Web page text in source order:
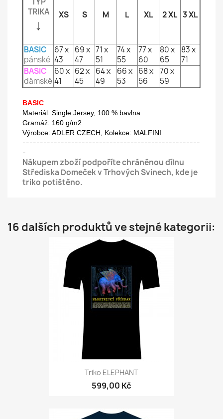
TRIKA
↓
XS S M L XL 2 XL 3 XL
BASIC
pánské
67 x
43
69 x
47
71 x
51
74 x
55
77 x
60
80 x
65
83 x
71
BASIC
dámské
60 x
41
62 x
45
64 x
49
66 x
53
68 x
56
70 x
59
BASIC
Materiál: Single Jersey, 100 % bavlna
Gramáž: 160 g/m2
Výrobce: ADLER CZECH, Kolekce: MALFINI
---------------------------------------------------
-
Nákupem zboží podpoříte chráněnou dílnu
Střediska Domeček v Trhových Svinech, kde je
triko potištěno.
16 dalších produktů ve stejné kategorii:
Triko ELEPHANT
599,00 Kč